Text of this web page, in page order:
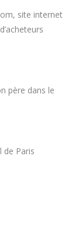
site internet
père dans le
de Paris